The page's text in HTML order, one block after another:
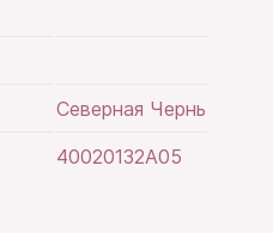
Северная Чернь
40020132А05